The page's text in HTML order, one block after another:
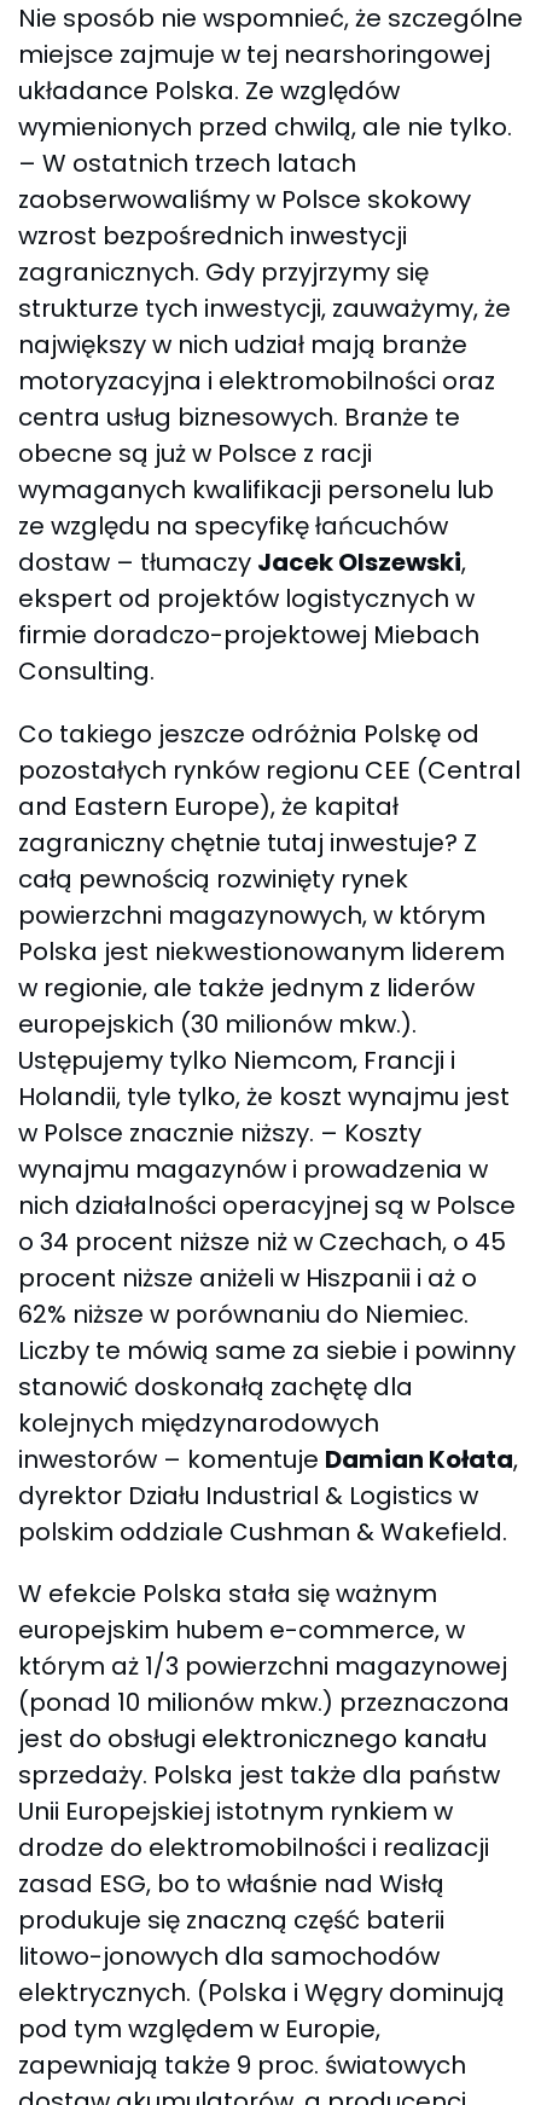
Nie sposób nie wspomnieć, że szczególne
miejsce zajmuje w tej nearshoringowej
układance Polska. Ze względów
wymienionych przed chwilą, ale nie tylko.
– W ostatnich trzech latach
zaobserwowaliśmy w Polsce skokowy
wzrost bezpośrednich inwestycji
zagranicznych. Gdy przyjrzymy się
strukturze tych inwestycji, zauważymy, że
największy w nich udział mają branże
motoryzacyjna i elektromobilności oraz
centra usług biznesowych. Branże te
obecne są już w Polsce z racji
wymaganych kwalifikacji personelu lub
ze względu na specyfikę łańcuchów
dostaw – tłumaczy Jacek Olszewski,
ekspert od projektów logistycznych w
firmie doradczo-projektowej Miebach
Consulting.
Co takiego jeszcze odróżnia Polskę od
pozostałych rynków regionu CEE (Central
and Eastern Europe), że kapitał
zagraniczny chętnie tutaj inwestuje? Z
całą pewnością rozwinięty rynek
powierzchni magazynowych, w którym
Polska jest niekwestionowanym liderem
w regionie, ale także jednym z liderów
europejskich (30 milionów mkw.).
Ustępujemy tylko Niemcom, Francji i
Holandii, tyle tylko, że koszt wynajmu jest
w Polsce znacznie niższy. – Koszty
wynajmu magazynów i prowadzenia w
nich działalności operacyjnej są w Polsce
o 34 procent niższe niż w Czechach, o 45
procent niższe aniżeli w Hiszpanii i aż o
62% niższe w porównaniu do Niemiec.
Liczby te mówią same za siebie i powinny
stanowić doskonałą zachętę dla
kolejnych międzynarodowych
inwestorów – komentuje Damian Kołata,
dyrektor Działu Industrial & Logistics w
polskim oddziale Cushman & Wakefield.
W efekcie Polska stała się ważnym
europejskim hubem e-commerce, w
którym aż 1/3 powierzchni magazynowej
(ponad 10 milionów mkw.) przeznaczona
jest do obsługi elektronicznego kanału
sprzedaży. Polska jest także dla państw
Unii Europejskiej istotnym rynkiem w
drodze do elektromobilności i realizacji
zasad ESG, bo to właśnie nad Wisłą
produkuje się znaczną część baterii
litowo-jonowych dla samochodów
elektrycznych. (Polska i Węgry dominują
pod tym względem w Europie,
zapewniają także 9 proc. światowych